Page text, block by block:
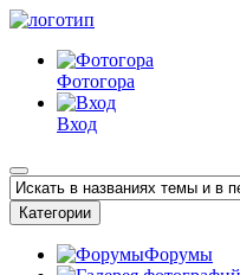
Фотогора
Вход
Категории
Форумы